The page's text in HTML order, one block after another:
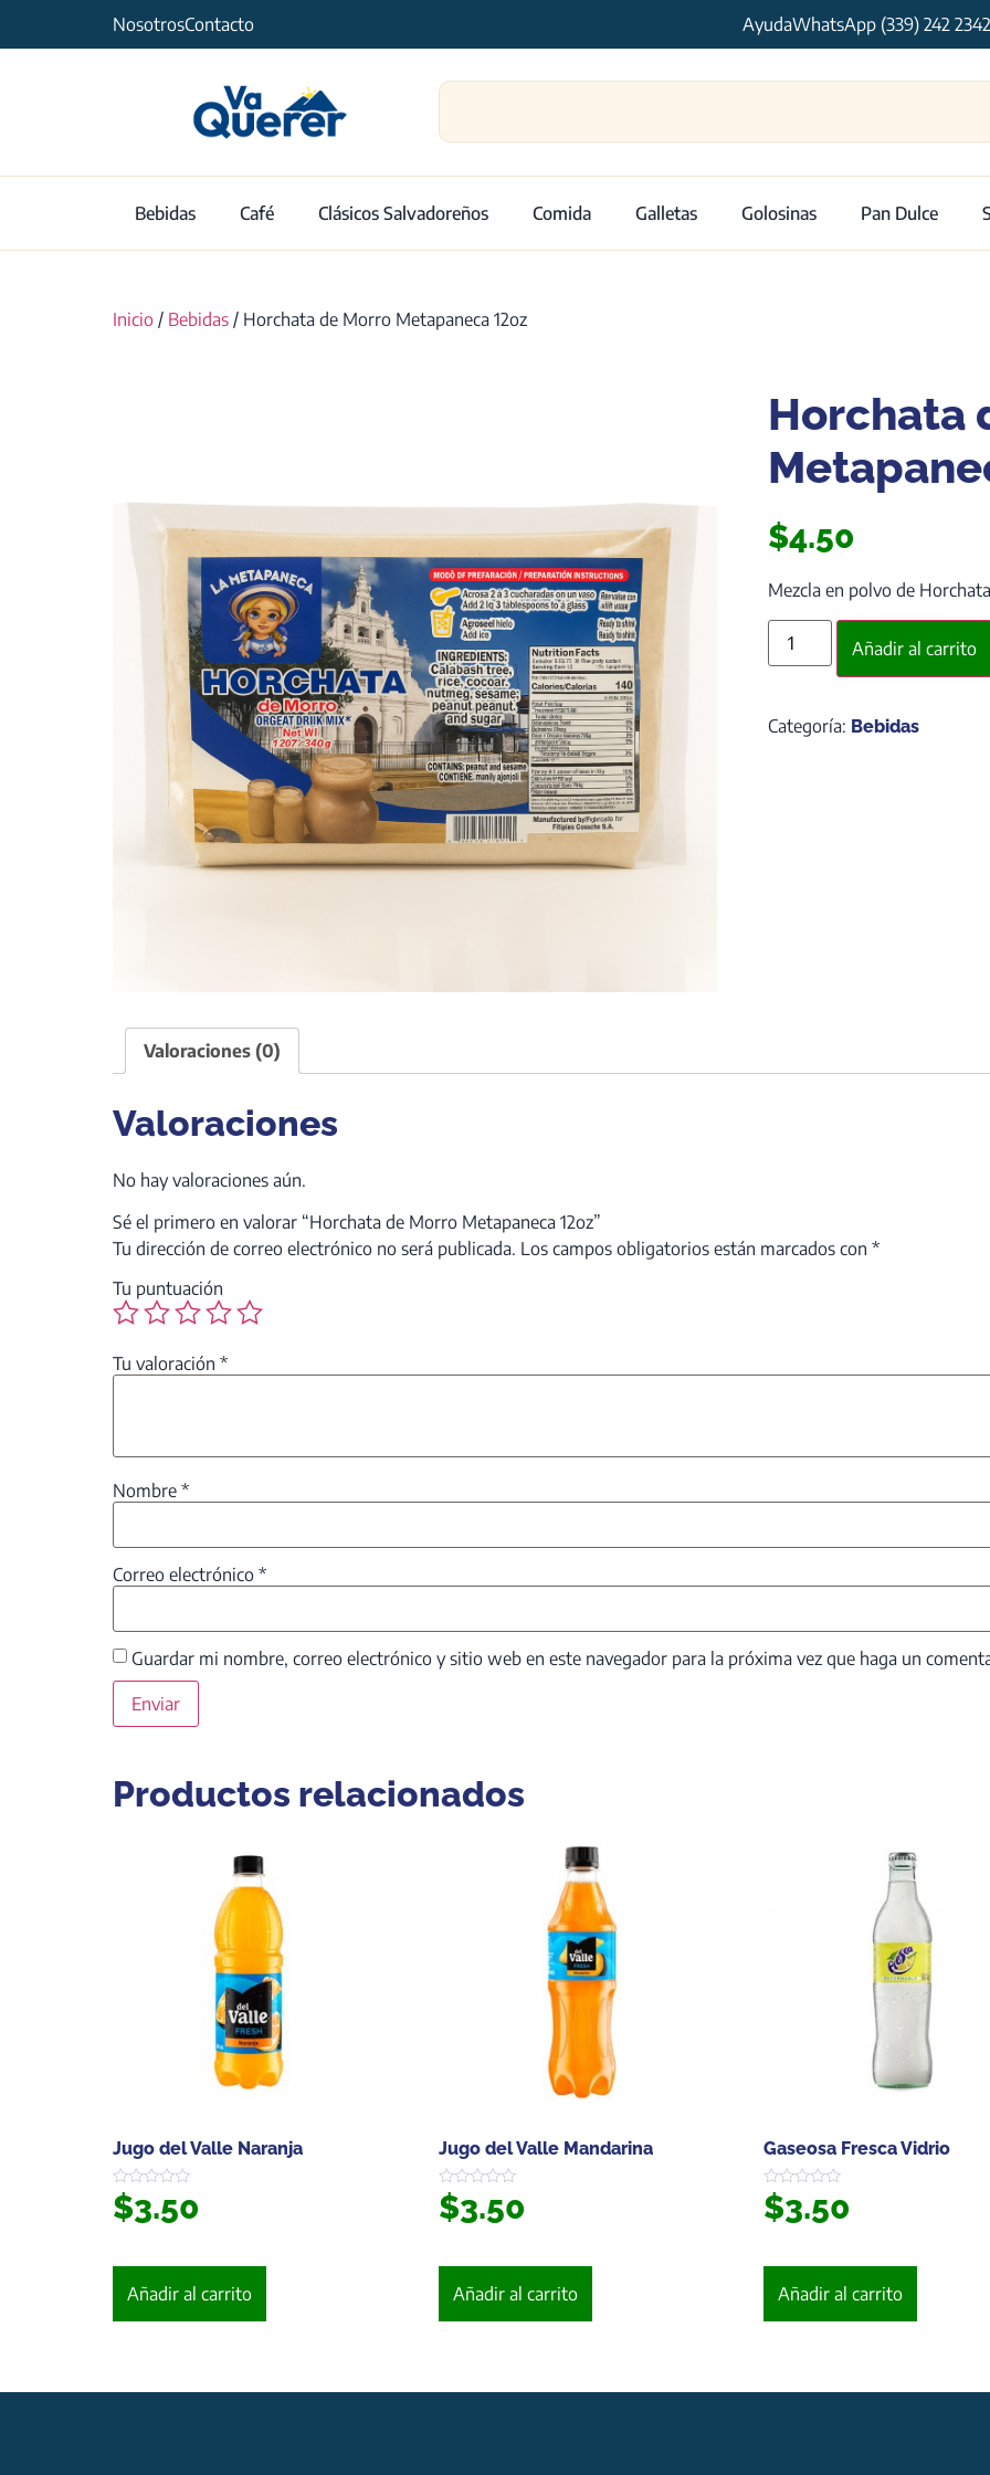
NosotrosContacto AyudaWhatsApp (339) 242 2342
Bebidas Café Clásicos Salvadoreños Comida Galletas Golosinas Pan Dulce
Inicio / Bebidas / Horchata de Morro Metapaneca 12oz
Horchata
$4.50
Mezcla en polvo de
Añadir al carrito
Categoría: Bebidas
Valoraciones (0)
Valoraciones
No hay valoraciones aún.
Sé el primero en valorar “Horchata de Morro Metapaneca 12oz”
Tu dirección de correo electrónico no será publicada. Los campos obligatorios están marcados con *
Tu puntuación
Tu valoración *
Nombre *
Correo electrónico *
Guardar mi nombre, correo electrónico y sitio web en este navegador para la próxima vez que haga un
Productos relacionados
Jugo del Valle Naranja
Valorado
en
$3.50
Añadir al carrito
Jugo del Valle Mandarina
Valorado
en
$3.50
Añadir al carrito
Gaseosa Fresca Vidrio
Valorado
en
$3.50
Añadir al carrito